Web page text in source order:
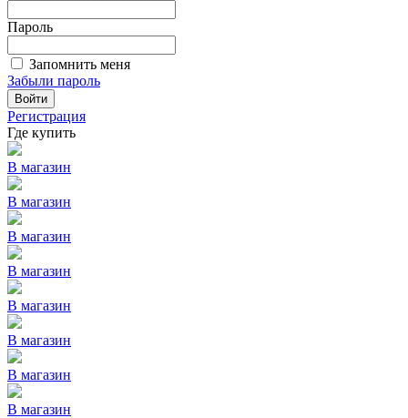
Пароль
Запомнить меня
Забыли пароль
Войти
Регистрация
Где купить
В магазин
В магазин
В магазин
В магазин
В магазин
В магазин
В магазин
В магазин